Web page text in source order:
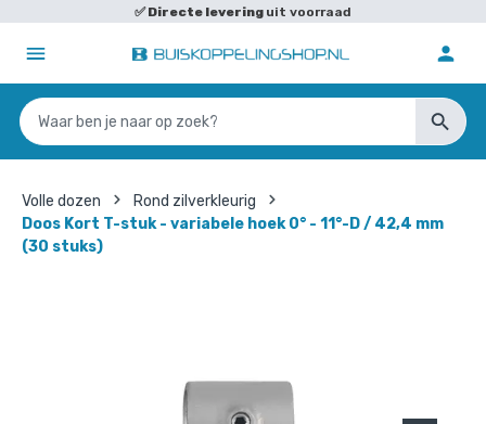
✅Directe levering uit voorraad
Volle dozen
Rond zilverkleurig
Doos Kort T-stuk - variabele hoek 0° - 11°-D / 42,4 mm
(30 stuks)